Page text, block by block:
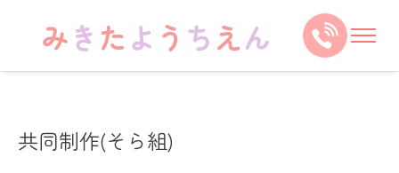
共同制作(そら組)